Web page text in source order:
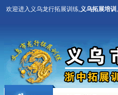
欢迎进入义乌龙行拓展训练, 义乌拓展培训,